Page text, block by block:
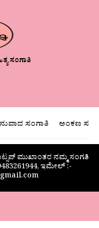
ಸಂಗಾತಿ
ಸಂಗಾತಿ ಅಂಕಣ
ಮುಖಾಂತರ ನಮ್ಮ ಸಂಗತಿ
ಇಮೇಲ್ :-